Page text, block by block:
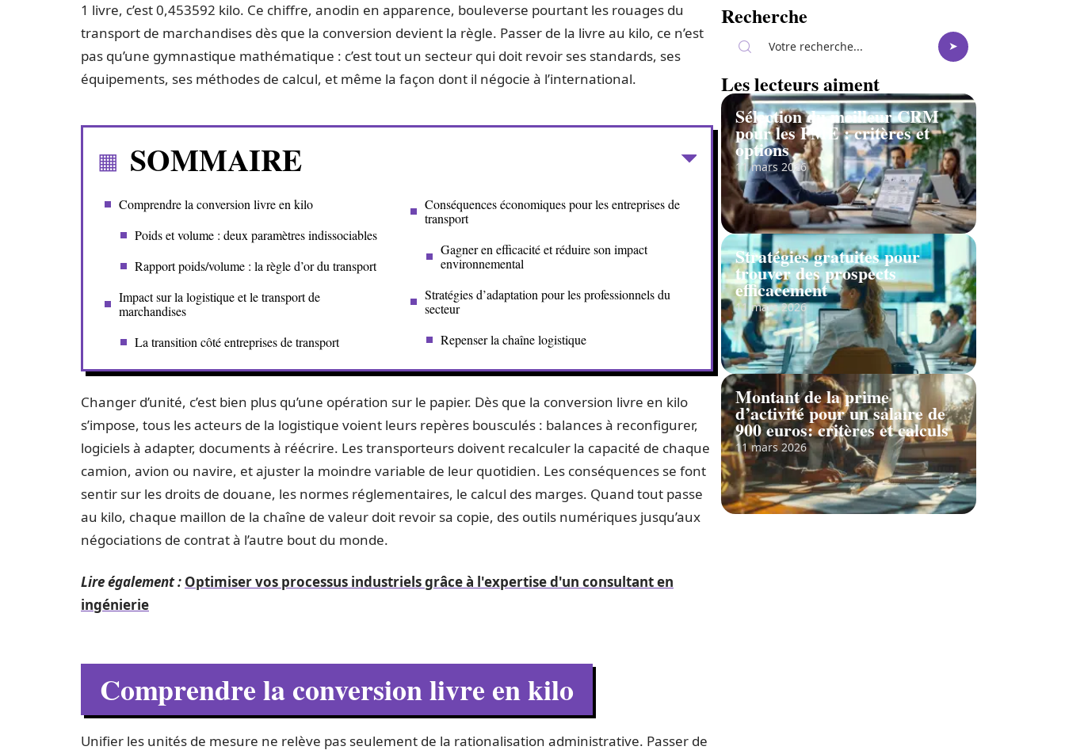
1 livre, c’est 0,453592 kilo. Ce chiffre, anodin en apparence, bouleverse pourtant les rouages du
transport de marchandises dès que la conversion devient la règle. Passer de la livre au kilo, ce n’est
pas qu’une gymnastique mathématique : c’est tout un secteur qui doit revoir ses standards, ses
équipements, ses méthodes de calcul, et même la façon dont il négocie à l’international.
SOMMAIRE
Comprendre la conversion livre en kilo
Poids et volume : deux paramètres indissociables
Rapport poids/volume : la règle d’or du transport
Impact sur la logistique et le transport de
marchandises
La transition côté entreprises de transport
Conséquences économiques pour les entreprises de
transport
Gagner en efficacité et réduire son impact
environnemental
Stratégies d’adaptation pour les professionnels du
secteur
Repenser la chaîne logistique
Changer d’unité, c’est bien plus qu’une opération sur le papier. Dès que la conversion livre en kilo
s’impose, tous les acteurs de la logistique voient leurs repères bousculés : balances à reconfigurer,
logiciels à adapter, documents à réécrire. Les transporteurs doivent recalculer la capacité de chaque
camion, avion ou navire, et ajuster la moindre variable de leur quotidien. Les conséquences se font
sentir sur les droits de douane, les normes réglementaires, le calcul des marges. Quand tout passe
au kilo, chaque maillon de la chaîne de valeur doit revoir sa copie, des outils numériques jusqu’aux
négociations de contrat à l’autre bout du monde.
Lire également : Optimiser vos processus industriels grâce à l'expertise d'un consultant en
ingénierie
Comprendre la conversion livre en kilo
Unifier les unités de mesure ne relève pas seulement de la rationalisation administrative. Passer de
Recherche
Les lecteurs aiment
Sélection du meilleur CRM
pour les PME : critères et
options
11 mars 2026
Stratégies gratuites pour
trouver des prospects
efficacement
11 mars 2026
Montant de la prime
d’activité pour un salaire de
900 euros: critères et calculs
11 mars 2026